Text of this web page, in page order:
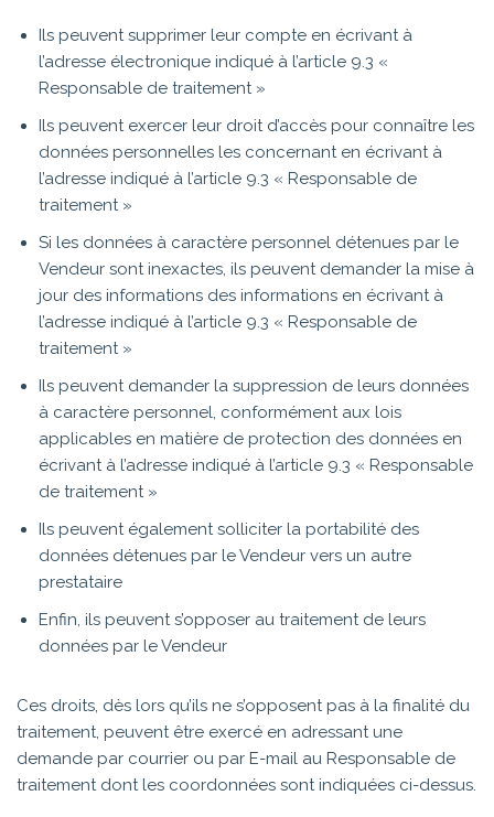
Ils peuvent supprimer leur compte en écrivant à
l’adresse électronique indiqué à l’article 9.3 «
Responsable de traitement »
Ils peuvent exercer leur droit d’accès pour connaître les
données personnelles les concernant en écrivant à
l’adresse indiqué à l’article 9.3 « Responsable de
traitement »
Si les données à caractère personnel détenues par le
Vendeur sont inexactes, ils peuvent demander la mise à
jour des informations des informations en écrivant à
l’adresse indiqué à l’article 9.3 « Responsable de
traitement »
Ils peuvent demander la suppression de leurs données
à caractère personnel, conformément aux lois
applicables en matière de protection des données en
écrivant à l’adresse indiqué à l’article 9.3 « Responsable
de traitement »
Ils peuvent également solliciter la portabilité des
données détenues par le Vendeur vers un autre
prestataire
Enfin, ils peuvent s’opposer au traitement de leurs
données par le Vendeur
Ces droits, dès lors qu’ils ne s’opposent pas à la finalité du
traitement, peuvent être exercé en adressant une
demande par courrier ou par E-mail au Responsable de
traitement dont les coordonnées sont indiquées ci-dessus.